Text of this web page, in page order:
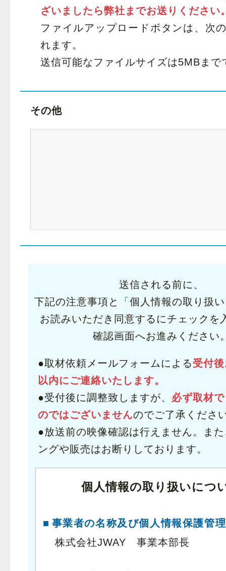
ざいましたら弊社までお送りください
ファイルアップロードボタンは、次
れます。
送信可能なファイルサイズは5MBまで
その他
送信される前に、
下記の注意事項と「個人情報の取り扱
お読みいただき同意するにチェックを
確認画面へお進みください
●取材依頼メールフォームによる受付
以内にご連絡いたします。
●受付後に調整致しますが、 必ず取材
のではございませんのでご了承くださ
●放送前の映像確認は行えません。ま
ングや販売はお断りしております。
個人情報の取り扱いにつ
事業者の名称及び個人情報保護管
株式会社JWAY 事業本部長